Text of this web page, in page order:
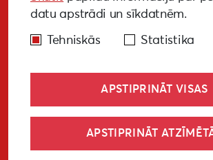
PIEKĻŪSTAMĪBAS VADLĪNIJAS
© Liepāja 2027
Sīkdatņu politika
Privātuma
datu apstrādi un sīkdatnēm.
Tehniskās Statistika
APSTIPRINĀT VISAS
APSTIPRINĀT